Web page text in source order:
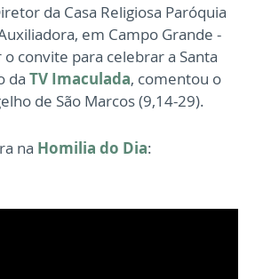
da Casa Religiosa Paróquia
em Campo Grande -
o convite para celebrar a Santa
da TV Imaculada, comentou o
de São Marcos (9,14-29).
na Homilia do Dia: